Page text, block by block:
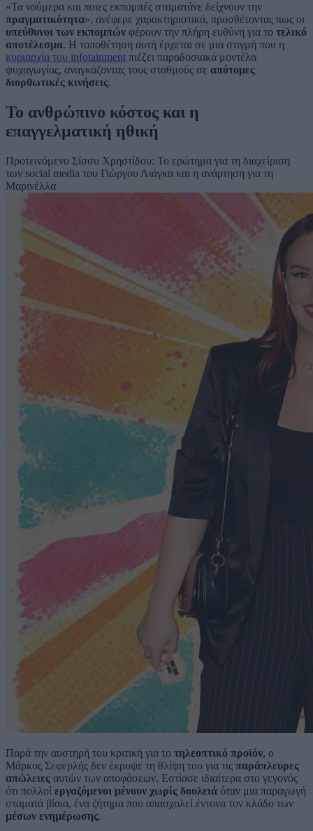
«Τα νούμερα και ποιες εκπομπές σταματάνε δείχνουν την
πραγματικότητα», ανέφερε χαρακτηριστικά, προσθέτοντας πως οι
υπεύθυνοι των εκπομπών φέρουν την πλήρη ευθύνη για το τελικό
αποτέλεσμα. Η τοποθέτηση αυτή έρχεται σε μια στιγμή που η
κυριαρχία του infotainment πιέζει παραδοσιακά μοντέλα
ψυχαγωγίας, αναγκάζοντας τους σταθμούς σε απότομες
διορθωτικές κινήσεις.
Το ανθρώπινο κόστος και η
επαγγελματική ηθική
Προτεινόμενο Σίσσυ Χρηστίδου: Το ερώτημα για τη διαχείριση
των social media του Γιώργου Λιάγκα και η ανάρτηση για τη
Μαρινέλλα
Παρά την αυστηρή του κριτική για το τηλεοπτικό προϊόν, ο
Μάρκος Σεφερλής δεν έκρυψε τη θλίψη του για τις παράπλευρες
απώλειες αυτών των αποφάσεων. Εστίασε ιδιαίτερα στο γεγονός
ότι πολλοί εργαζόμενοι μένουν χωρίς δουλειά όταν μια παραγωγή
σταματά βίαια, ένα ζήτημα που απασχολεί έντονα τον κλάδο των
μέσων ενημέρωσης.